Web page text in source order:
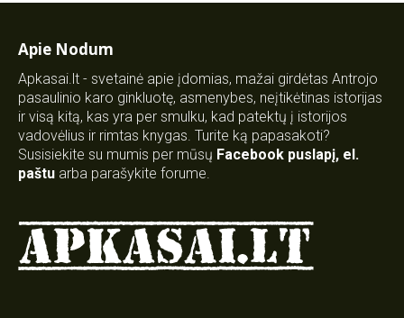
Apie Nodum
Apkasai.lt - svetainė apie įdomias, mažai girdėtas Antrojo
pasaulinio karo ginkluotę, asmenybes, neįtikėtinas istorijas
ir visą kitą, kas yra per smulku, kad patektų į istorijos
vadovėlius ir rimtas knygas. Turite ką papasakoti?
Susisiekite su mumis per mūsų Facebook puslapį, el.
paštu arba parašykite forume.